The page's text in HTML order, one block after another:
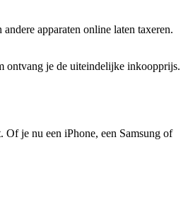
apparaten online laten taxeren.
ontvang je de uiteindelijke inkoopprijs.
je nu een iPhone, een Samsung of